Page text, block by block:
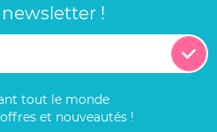
!
tout le monde
et nouveautés !